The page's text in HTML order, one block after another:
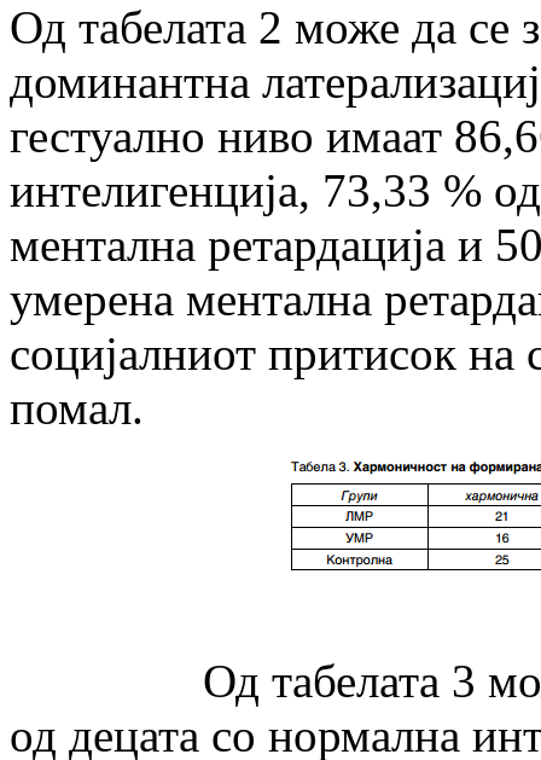
Од табелата 2 може да се
доминантна
гестуално ниво имаат
интелигенција, 73,33 %
ментална ретардација и
умерена ментална
социјалниот притисок на
помал.
Од табелата 3 може
од децата со нормална